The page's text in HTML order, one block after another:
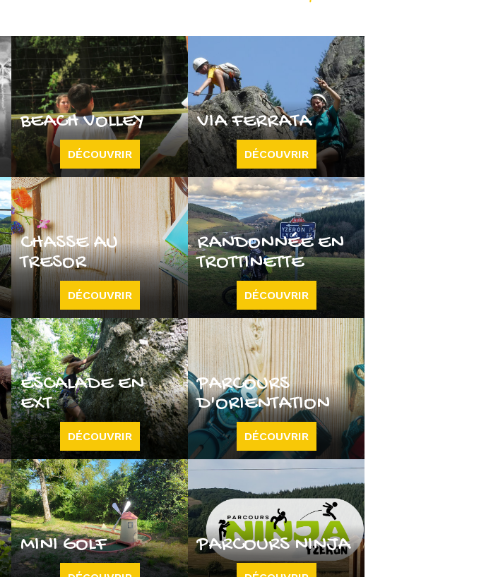
BEACH VOLLEY
DÉCOUVRIR
VIA FERRATA
DÉCOUVRIR
CHASSE AU
TRESOR
DÉCOUVRIR
RANDONNÉE EN
TROTTINETTE
DÉCOUVRIR
ESCALADE EN
EXT
DÉCOUVRIR
PARCOURS
D'ORIENTATION
DÉCOUVRIR
MINI GOLF PARCOURS NINJA